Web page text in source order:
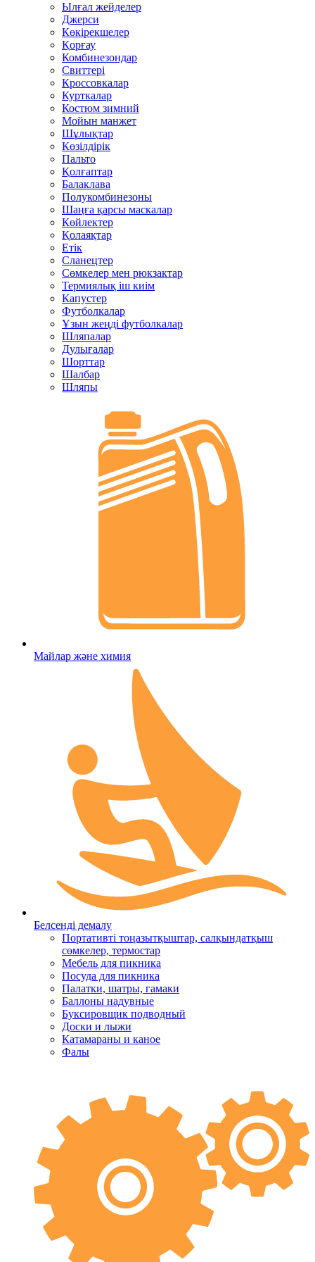
Ылғал жейделер
Джерси
Көкірекшелер
Қорғау
Комбинезондар
Свиттері
Кроссовкалар
Курткалар
Костюм зимний
Мойын манжет
Шұлықтар
Көзілдірік
Пальто
Қолғаптар
Балаклава
Полукомбинезоны
Шаңға қарсы маскалар
Көйлектер
Қолаяқтар
Етік
Сланецтер
Сөмкелер мен рюкзактар
Термиялық іш киім
Капустер
Футболкалар
Ұзын жеңді футболкалар
Шляпалар
Дулығалар
Шорттар
Шалбар
Шляпы
Майлар және химия
Белсенді демалу
Портативті тоңазытқыштар, салқындатқыш
сөмкелер, термостар
Мебель для пикника
Посуда для пикника
Палатки, шатры, гамаки
Баллоны надувные
Буксировщик подводный
Доски и лыжи
Катамараны и каное
Фалы